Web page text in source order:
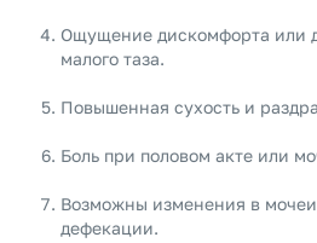
Ощущение дискомфорта или
малого таза.
Повышенная сухость и
Боль при половом акте или
Возможны изменения в
дефекации.